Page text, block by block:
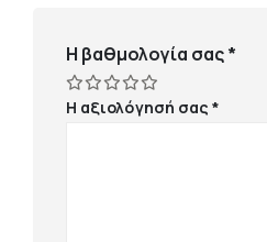
Η βαθμολογία σας*
Η αξιολόγησή σας*